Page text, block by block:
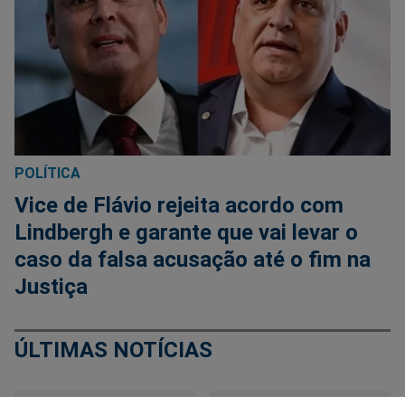
POLÍTICA
Vice de Flávio rejeita acordo com
Lindbergh e garante que vai levar o
caso da falsa acusação até o fim na
Justiça
ÚLTIMAS NOTÍCIAS